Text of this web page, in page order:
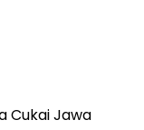
Cukai Jawa